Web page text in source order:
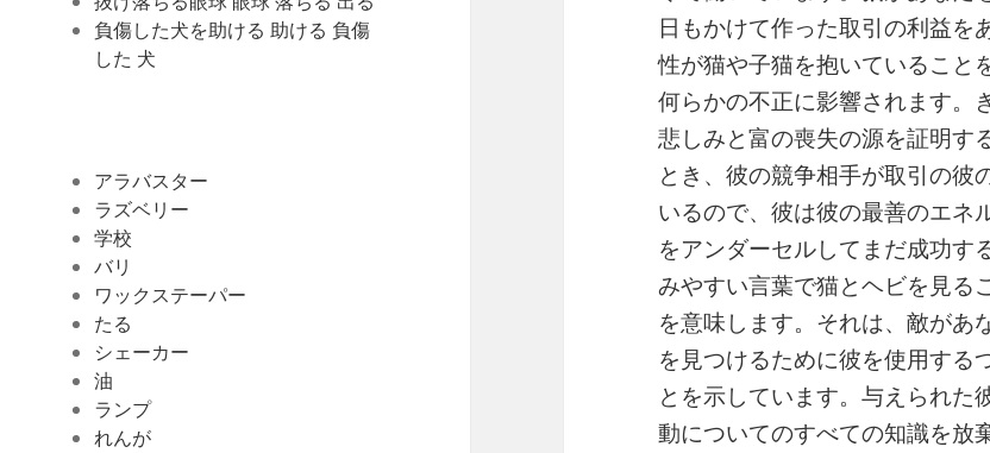
負傷した犬を助ける 助ける 負傷
した 犬
アラバスター
ラズベリー
学校
バリ
ワックステーパー
たる
シェーカー
油
ランプ
れんが
日もかけて作った取引の利益を
性が猫や子猫を抱いていること
何らかの不正に影響されます。
悲しみと富の喪失の源を証明す
とき、彼の競争相手が取引の彼
いるので、彼は彼の最善のエネ
をアンダーセルしてまだ成功す
みやすい言葉で猫とヘビを見る
を意味します。それは、敵があ
を見つけるために彼を使用する
とを示しています。与えられた
動についてのすべての知識を放